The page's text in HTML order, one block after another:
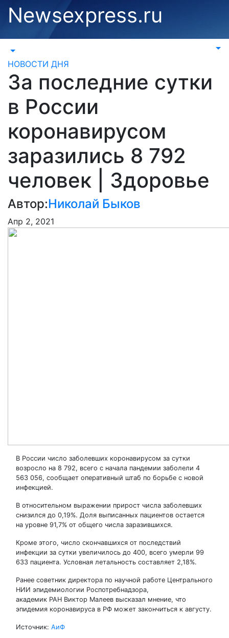
Перейти
содержимому
Newsexpress.ru
НОВОСТИ ДНЯ
За последние сутки
в России
коронавирусом
заразились 8 792
человек | Здоровье
Автор:Николай Быков
Апр 2, 2021
В России число заболевших коронавирусом за сутки
возросло на 8 792, всего с начала пандемии заболели 4
563 056, сообщает оперативный штаб по борьбе с новой
инфекцией.
В относительном выражении прирост числа заболевших
снизился до 0,19%. Доля выписанных пациентов остается
на уровне 91,7% от общего числа заразившихся.
Кроме этого, число скончавшихся от последствий
инфекции за сутки увеличилось до 400, всего умерли 99
633 пациента. Условная летальность составляет 2,18%.
Ранее советник директора по научной работе Центрального
НИИ эпидемиологии Роспотребнадзора,
академик РАН Виктор Малеев высказал мнение, что
эпидемия коронавируса в РФ может закончиться к августу.
Источник: АиФ